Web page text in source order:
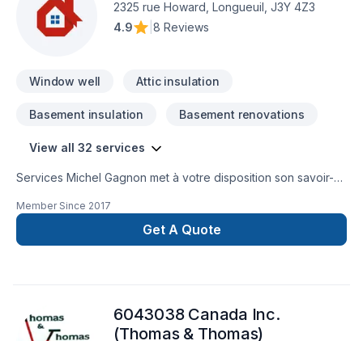
2325 rue Howard, Longueuil, J3Y 4Z3
4.9
8 Reviews
Window well Attic insulation
Basement insulation Basement renovations
View all 32 services
Services Michel Gagnon met à votre disposition son savoir-
Démolition, Escalier et rampe, Gypse, Insonorisation, Isolation,
Isolation entre-toît, Isolation mur, Isolation sous-sol, Margelle,
Meubles, Peinture, Plancher, Porte de garage, Portes et
à notre approche centrée sur le client, nous proposons des
solutions adaptées à vos besoins spécifiques et à votre
Member Since 2017
Get A Quote
6043038 Canada Inc.
(Thomas & Thomas)